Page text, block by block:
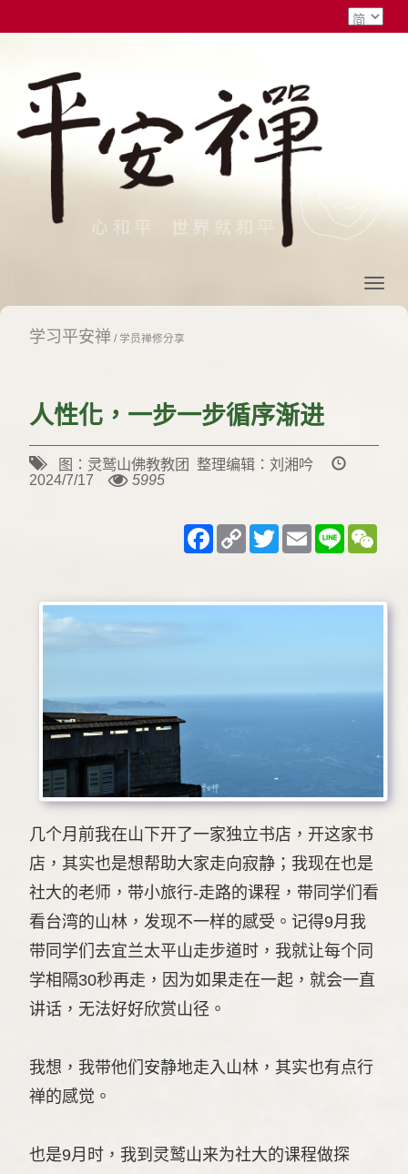
学习平安禅/学员禅修分享
人性化，一步一步循序渐进
图：灵鹫山佛教教团 整理编辑：刘湘吟
2024/7/17
5995
Facebook
Copy
Link
TwitterEmailLine
几个月前我在山下开了一家独立书店，开这家书
店，其实也是想帮助大家走向寂静；我现在也是
社大的老师，带小旅行-走路的课程，带同学们看
看台湾的山林，发现不一样的感受。记得9月我
带同学们去宜兰太平山走步道时，我就让每个同
学相隔30秒再走，因为如果走在一起，就会一直
讲话，无法好好欣赏山径。
我想，我带他们安静地走入山林，其实也有点行
禅的感觉。
也是9月时，我到灵鹫山来为社大的课程做探